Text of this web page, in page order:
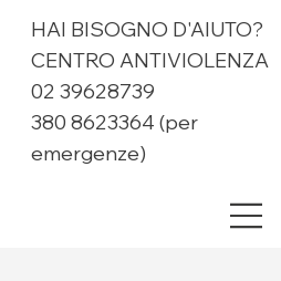
HAI BISOGNO D'AIUTO?
CENTRO ANTIVIOLENZA
02 39628739
380 8623364 (per
emergenze)